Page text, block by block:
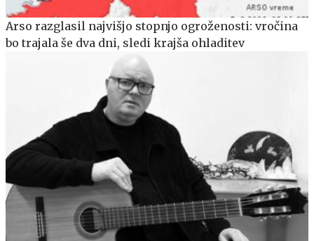
Arso razglasil najvišjo stopnjo ogroženosti: vročina
bo trajala še dva dni, sledi krajša ohladitev